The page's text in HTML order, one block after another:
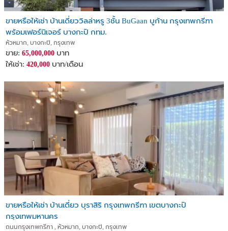
ขายหรือให้เช่า บ้านเดี่ยววิลล่าหรู 3ชั้น BuGaan บูก้าน กรุงเทพกรีฑา
พร้อมเฟอร์นิเจอร์ บางกะปิ กทม.
หัวหมาก, บางกะปิ, กรุงเทพ
ขาย: 65,000,000 บาท
ให้เช่า: 420,000 บาท/เดือน
ขายหรือให้เช่า บ้านเดี่ยว บุราสิริ กรุงเทพกรีฑา เขตบางกะปิ
กรุงเทพมหานคร
ถนนกรุงเทพกรีฑา , หัวหมาก, บางกะปิ, กรุงเทพ